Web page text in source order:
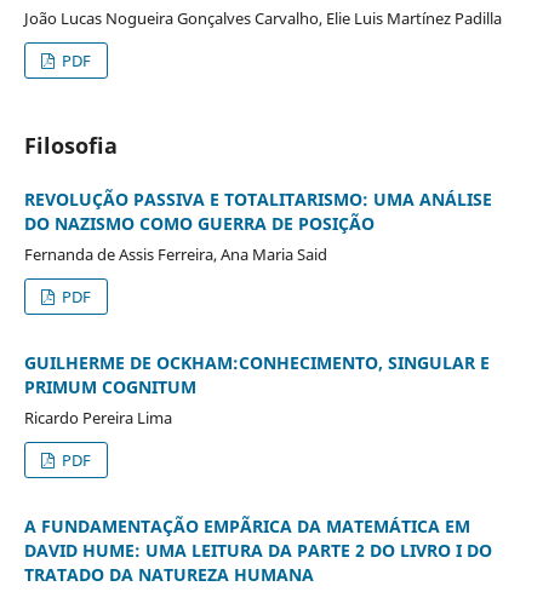
João Lucas Nogueira Gonçalves Carvalho, Elie Luis Martínez Padilla
PDF
Filosofia
REVOLUÇÃO PASSIVA E TOTALITARISMO: UMA ANÁLISE
DO NAZISMO COMO GUERRA DE POSIÇÃO
Fernanda de Assis Ferreira, Ana Maria Said
PDF
GUILHERME DE OCKHAM:CONHECIMENTO, SINGULAR E
PRIMUM COGNITUM
Ricardo Pereira Lima
PDF
A FUNDAMENTAÇÃO EMPÃRICA DA MATEMÁTICA EM
DAVID HUME: UMA LEITURA DA PARTE 2 DO LIVRO I DO
TRATADO DA NATUREZA HUMANA